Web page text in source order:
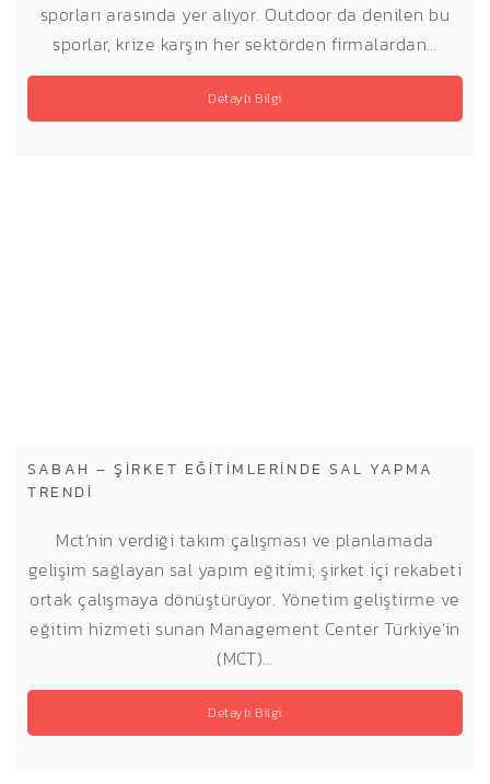
sporları arasında yer alıyor. Outdoor da denilen bu
sporlar, krize karşın her sektörden firmalardan…
Detaylı Bilgi
SABAH – ŞIRKET EĞITIMLERINDE SAL YAPMA
TRENDI
Mct’nin verdiği takım çalışması ve planlamada
gelişim sağlayan sal yapım eğitimi; şirket içi rekabeti
ortak çalışmaya dönüştürüyor. Yönetim geliştirme ve
eğitim hizmeti sunan Management Center Türkiye’in
(MCT)…
Detaylı Bilgi